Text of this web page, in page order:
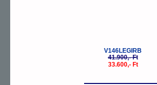
V146LEGIRB
41.900,- Ft
33.600,- Ft